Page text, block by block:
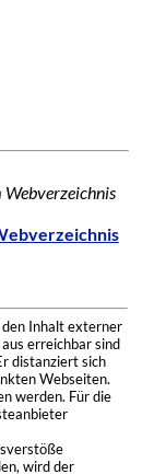
Webverzeichnis
Inhalt externer
erreichbar sind
distanziert sich
Webseiten.
werden. Für die
wird der